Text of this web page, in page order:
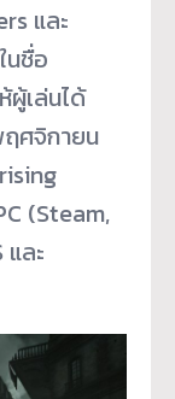
และ
นชื่อ
ผู้เล่นได้
ศจิกายน
(Steam,
ละ